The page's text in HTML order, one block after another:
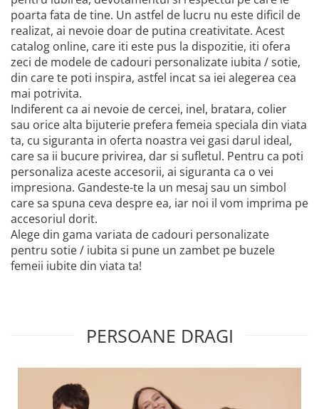
poarta fata de tine. Un astfel de lucru nu este dificil de
realizat, ai nevoie doar de putina creativitate. Acest
catalog online, care iti este pus la dispozitie, iti ofera
zeci de modele de cadouri personalizate iubita / sotie,
din care te poti inspira, astfel incat sa iei alegerea cea
mai potrivita.
Indiferent ca ai nevoie de cercei, inel, bratara, colier
sau orice alta bijuterie prefera femeia speciala din viata
ta, cu siguranta in oferta noastra vei gasi darul ideal,
care sa ii bucure privirea, dar si sufletul. Pentru ca poti
personaliza aceste accesorii, ai siguranta ca o vei
impresiona. Gandeste-te la un mesaj sau un simbol
care sa spuna ceva despre ea, iar noi il vom imprima pe
accesoriul dorit.
Alege din gama variata de cadouri personalizate
pentru sotie / iubita si pune un zambet pe buzele
femeii iubite din viata ta!
PERSOANE DRAGI